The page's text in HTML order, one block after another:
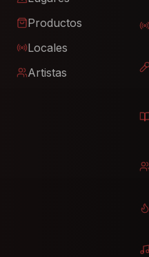
Productos
Locales
Artistas